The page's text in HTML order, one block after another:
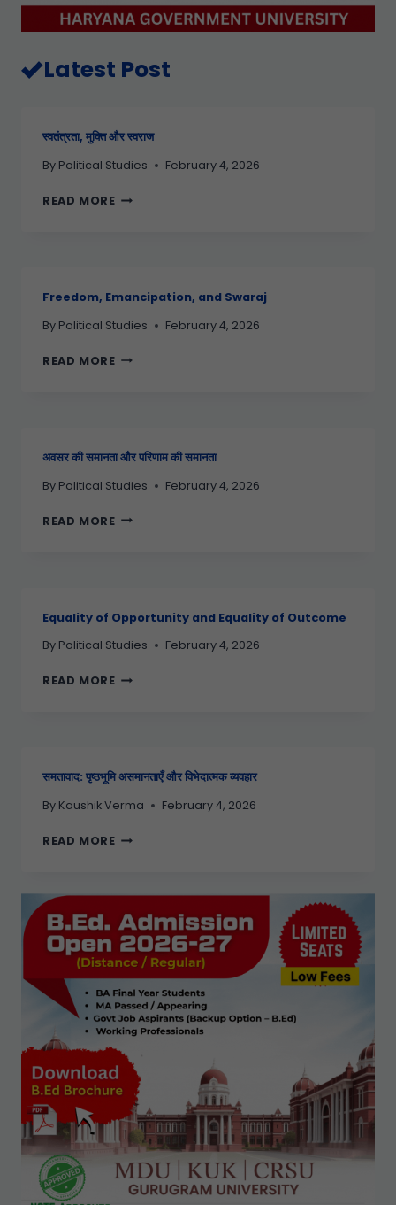
Latest Post
स्वतंत्रता, मुक्ति और स्वराज
By Political Studies February 4, 2026
READ MORE
Freedom, Emancipation, and Swaraj
By Political Studies February 4, 2026
READ MORE
अवसर की समानता और परिणाम की समानता
By Political Studies February 4, 2026
READ MORE
Equality of Opportunity and Equality of Outcome
By Political Studies February 4, 2026
READ MORE
समतावाद: पृष्ठभूमि असमानताएँ और विभेदात्मक व्यवहार
By Kaushik Verma February 4, 2026
READ MORE